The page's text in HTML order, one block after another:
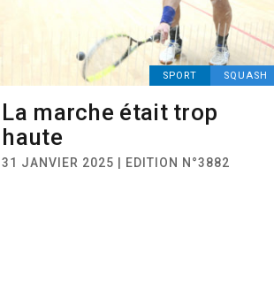
SPORT SQUASH
La marche était trop
haute
31 JANVIER 2025 | EDITION N°3882